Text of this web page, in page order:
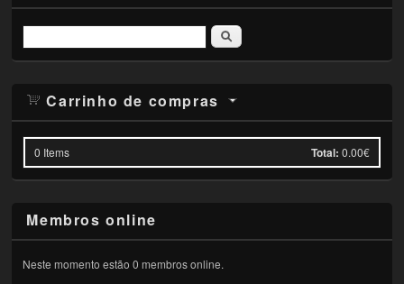
Pesquisar
Carrinho de compras
0 Items Total: 0.00€
Membros online
Neste momento estão 0 membros online.